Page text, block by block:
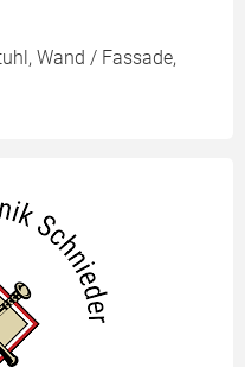
Wand / Fassade,